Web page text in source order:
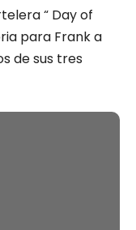
“ Day of
para Frank a
de sus tres